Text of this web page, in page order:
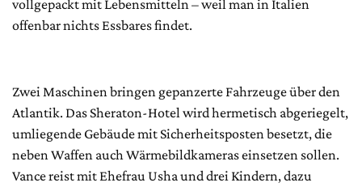
vollgepackt mit Lebensmitteln – weil man in Italien
offenbar nichts Essbares findet.
Zwei Maschinen bringen gepanzerte Fahrzeuge über den
Atlantik. Das Sheraton-Hotel wird hermetisch abgeriegelt,
umliegende Gebäude mit Sicherheitsposten besetzt, die
neben Waffen auch Wärmebildkameras einsetzen sollen.
Vance reist mit Ehefrau Usha und drei Kindern, dazu